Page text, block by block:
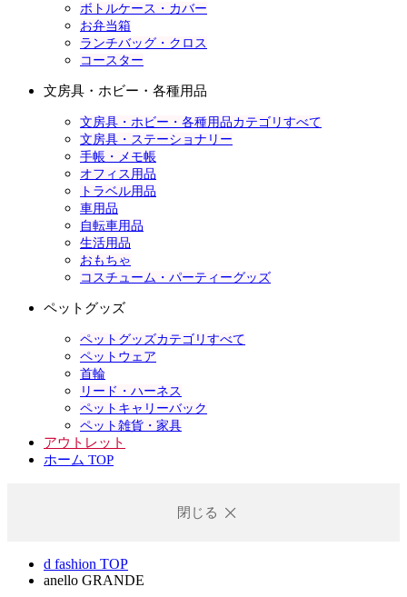
ボトルケース・カバー
お弁当箱
ランチバッグ・クロス
コースター
文房具・ホビー・各種用品
文房具・ホビー・各種用品カテゴリすべて
文房具・ステーショナリー
手帳・メモ帳
オフィス用品
トラベル用品
車用品
自転車用品
生活用品
おもちゃ
コスチューム・パーティーグッズ
ペットグッズ
ペットグッズカテゴリすべて
ペットウェア
首輪
リード・ハーネス
ペットキャリーバック
ペット雑貨・家具
アウトレット
ホーム TOP
閉じる
d fashion TOP
anello GRANDE